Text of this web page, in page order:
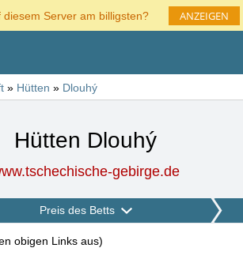
Server am billigsten? ANZEIGEN
» Hütten » Dlouhý
Hütten Dlouhý
gebirge.de
Preis des Betts
obigen Links aus)